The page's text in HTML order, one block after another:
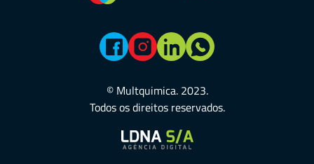
© Multquimica. 2023.
Todos os direitos reservados.